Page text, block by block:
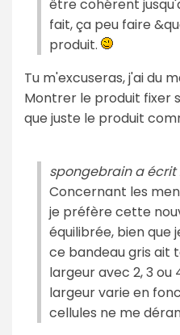
être cohérent
fait, ça peu faire
produit.
Tu m'excuseras, j'ai du
Montrer le produit fixer
que juste le produit
spongebrain a écrit
Concernant les
je préfère cette
équilibrée, bien que
ce bandeau gris ait
largeur avec 2, 3 ou
largeur varie en
cellules ne me